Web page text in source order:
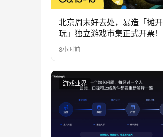
北京周末好去处，暴造「摊开
玩」独立游戏市集正式开票！
8小时前
游戏业界